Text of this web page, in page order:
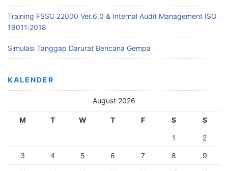
Training FSSC 22000 Ver.6.0 & Internal Audit Management ISO
19011:2018
Simulasi Tanggap Darurat Bencana Gempa
KALENDER
August 2026
M T W T F S S
1 2
3 4 5 6 7 8 9